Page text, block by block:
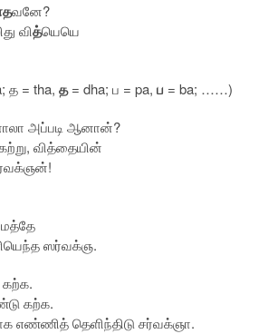
வனே?
வித்யெயெ
த = tha, த= dha; ப = pa, ப = ba; ……)
அப்படி ஆனான்?
வித்தையின்
ஸர்வக்ஞ.
கற்க.
கற்க.
எண்ணித் தெளிந்திடு சர்வக்ஞா.